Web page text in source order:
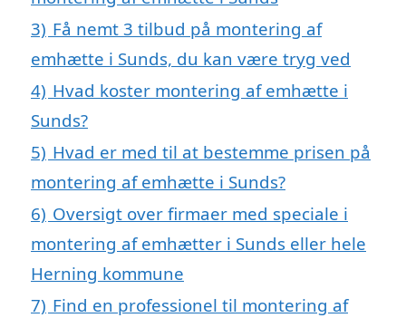
3) Få nemt 3 tilbud på montering af
emhætte i Sunds, du kan være tryg ved
4) Hvad koster montering af emhætte i
Sunds?
5) Hvad er med til at bestemme prisen på
montering af emhætte i Sunds?
6) Oversigt over firmaer med speciale i
montering af emhætter i Sunds eller hele
Herning kommune
7) Find en professionel til montering af